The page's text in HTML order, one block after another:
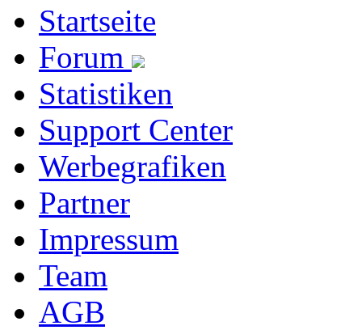
Startseite
Forum
Statistiken
Support Center
Werbegrafiken
Partner
Impressum
Team
AGB